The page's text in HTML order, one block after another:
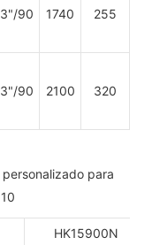
3"/90 1740 255
3"/90 2100 320
HK15900N